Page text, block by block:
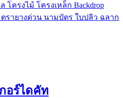
โครงไม้ โครงเหล็ก Backdrop
ตรายางด่วน นามบัตร ใบปลิว ฉลาก
อร์ไดคัท